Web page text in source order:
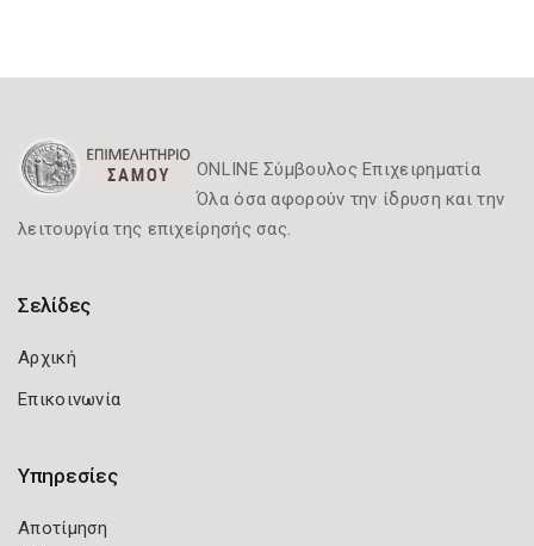
ONLINE Σύμβουλος Επιχειρηματία
Όλα όσα αφορούν την ίδρυση και την
λειτουργία της επιχείρησής σας.
Σελίδες
Αρχική
Επικοινωνία
Υπηρεσίες
Αποτίμηση